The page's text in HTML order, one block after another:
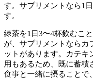
す。サプリメントなら1
す。
緑茶を1日3〜4杯飲むこ
が、サプリメントならカ
ットがあります。カテキ
用もあるため、既に蓄積
食事と一緒に摂ることで